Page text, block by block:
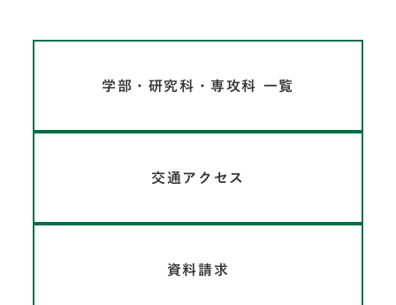
学部・研究科・専攻科 一覧
交通アクセス
資料請求